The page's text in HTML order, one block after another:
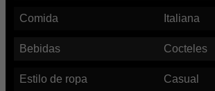
Comida Italiana
Bebidas Cocteles
Estilo de ropa Casual